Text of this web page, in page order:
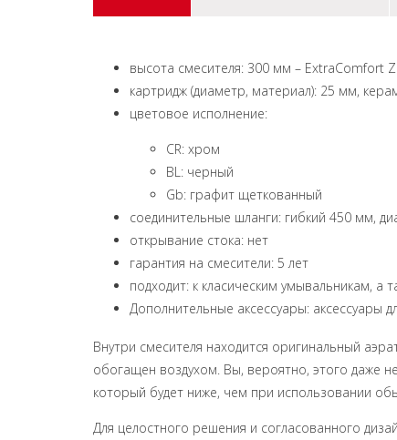
высота смесителя: 300 мм – ExtraComfort
картридж (диаметр, материал): 25 мм,
цветовое исполнение:
CR: хром
BL: черный
Gb: графит щеткованный
соединительные шланги: гибкий 450 мм,
открывание стока: нет
гарантия на смесители: 5 лет
подходит: к класическим умывальникам, а
Дополнительные аксессуары: аксессуары
Внутри смесителя находится оригинальный
обогащен воздухом. Вы, вероятно, этого даже
который будет ниже, чем при использовании
Для целостного решения и согласованного